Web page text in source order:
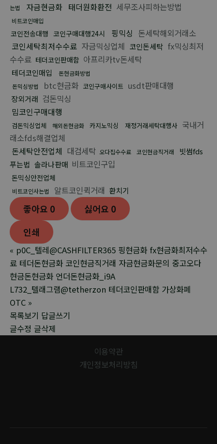
는법
자금현금화 태더원화환전 세무조사피하는방법
비트코인매입
코인전송대행 코인구매대행24시 핑믹싱 돈세탁해외거래소
코인세탁최저수수료 자금믹싱업체 코인돈세탁 fx믹싱최저
수수료 테더코인판매함 아프리카tv돈세탁
테더코인매입
돈현금화방법
돈믹싱방법
btc현금화 코인구매사이트 usdt판매대행
장외거래 검돈믹싱
밈코인구매대행
검돈믹싱업체 해외돈현금화 카지노믹싱 재정거래세탁대행사 국내거
래소fds해결업체
돈세탁안전업체 대검세탁 오다집수수료 코인현금직거래
빗썸fds
푸는법 솔라나판매 비트코인구입
돈믹싱안전업체
비트코인사는법 알트코인퀵거래 환치기
좋아요 0 싫어요 0
인쇄
« p0C_텔레@CASHFILTER365 핑현금화 fx현금화최저수수
료 테더돈현금화 코인현금직거래 자금현금화문의 중고오다
현금돈현금화 언더돈현금화_i9A
L732_텔래그램@tetherzon 테더코인판매함 가상화폐
OTC »
목록보기 답글쓰기
글수정 글삭제
이용약관
개인정보처리방침